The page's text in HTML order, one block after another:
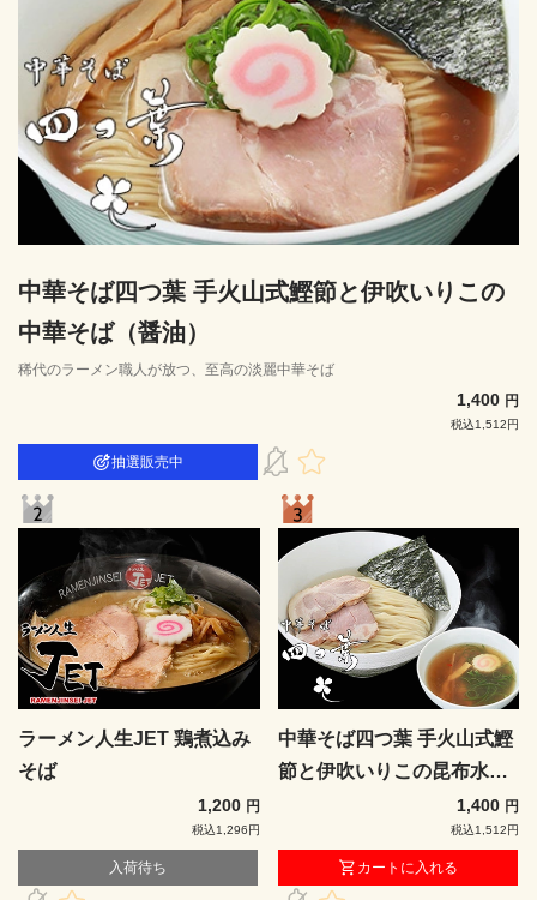
中華そば四つ葉 手火山式鰹節と伊吹いりこの
中華そば（醤油）
稀代のラーメン職人が放つ、至高の淡麗中華そば
1,400 円
税込1,512円
抽選販売中
ラーメン人生JET 鶏煮込み
そば
1,200 円
税込1,296円
入荷待ち
中華そば四つ葉 手火山式鰹
節と伊吹いりこの昆布水つ
1,400 円
税込1,512円
カートに入れる